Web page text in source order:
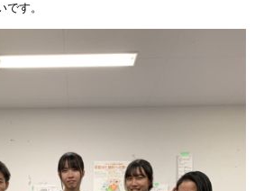
す。